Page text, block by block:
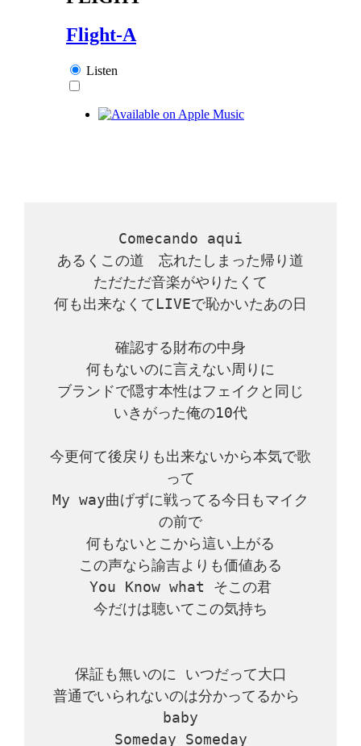
Comecando aqui
あるくこの道　忘れたしまった帰り道
ただただ音楽がやりたくて
何も出来なくてLIVEで恥かいたあの日
確認する財布の中身
何もないのに言えない周りに
ブランドで隠す本性はフェイクと同じ
いきがった俺の10代
今更何て後戻りも出来ないから本気で歌
って
My way曲げずに戦ってる今日もマイク
の前で
何もないとこから這い上がる
この声なら諭吉よりも価値ある
You Know what そこの君
今だけは聴いてこの気持ち
保証も無いのに いつだって大口
普通でいられないのは分かってるから
baby
Someday Someday